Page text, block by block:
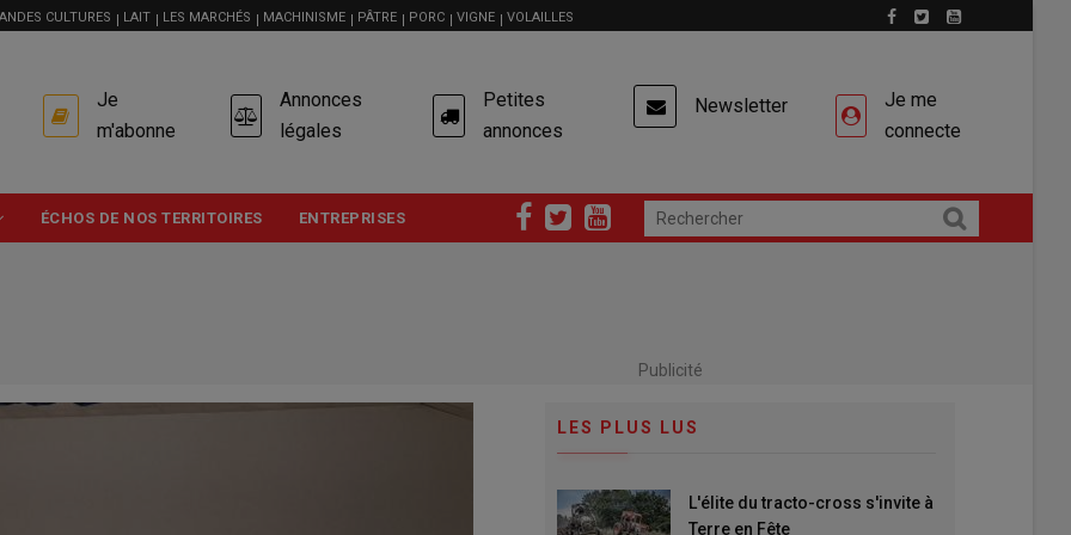
CULTURES LAIT LES MARCHÉS MACHINISME PÂTRE PORC VIGNE VOLAILLES
USER
ACCOUNT
MENU
Je
m'abonne
Annonces
légales
Petites
annonces
Newsletter
Je me
connecte
ÉCHOS DE NOS TERRITOIRES ENTREPRISES
Publicité
LES PLUS LUS
L'élite du tracto-cross s'invite à
Terre en Fête